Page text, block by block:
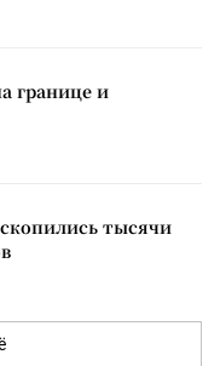
границе и
тысячи